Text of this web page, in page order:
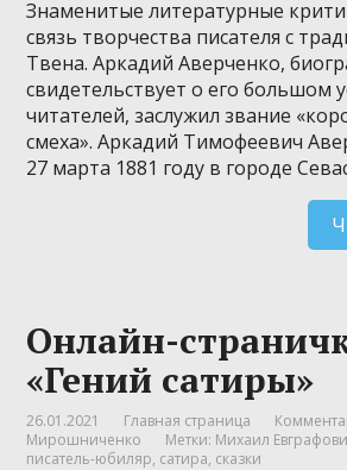
Знаменитые литературные
связь творчества писателя с
Твена. Аркадий Аверченко,
свидетельствует о его большом
читателей, заслужил звание
смеха». Аркадий Тимофеевич
27 марта 1881 году в городе
Онлайн-
«Гений сатиры»
26.01.2021 Главная страница
Мирошниченко
Метки: Михаил
писатель-юбиляр, сатира, сказки